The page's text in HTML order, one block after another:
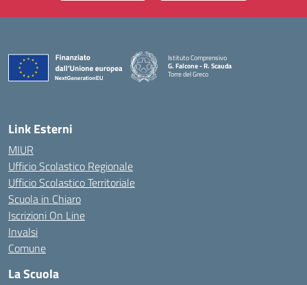
Istituto Comprensivo
G. Falcone - R. Scauda
Torre del Greco
Link Esterni
MIUR
Ufficio Scolastico Regionale
Ufficio Scolastico Territoriale
Scuola in Chiaro
Iscrizioni On Line
Invalsi
Comune
La Scuola